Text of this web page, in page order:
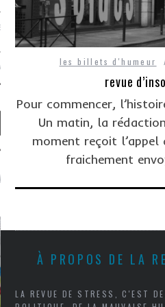
DE STRESS, C’EST
LES PLUS
LUS
les billets d'humeur
revue
Pour commencer,
Un matin, la
moment reçoit l’appel
fraichement
À PROPOS DE LA
LA REVUE DE STRESS, C'EST